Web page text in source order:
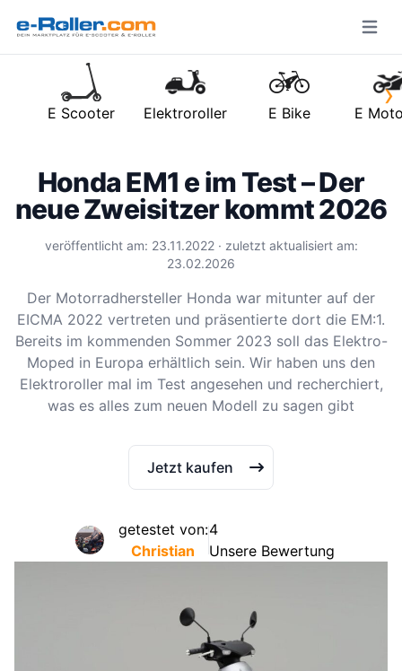
Open
›
E Scooter Elektroroller E Bike E
Honda EM1 e im Test – Der
neue Zweisitzer kommt 2026
veröffentlicht am: 23.11.2022 · zuletzt aktualisiert am:
23.02.2026
Der Motorradhersteller Honda war mitunter auf der
EICMA 2022 vertreten und präsentierte dort die EM:1.
Bereits im kommenden Sommer 2023 soll das Elektro-
Moped in Europa erhältlich sein. Wir haben uns den
Elektroroller mal im Test angesehen und recherchiert,
was es alles zum neuen Modell zu sagen gibt
Jetzt kaufen
getestet von:
Christian
4
Unsere Bewertung